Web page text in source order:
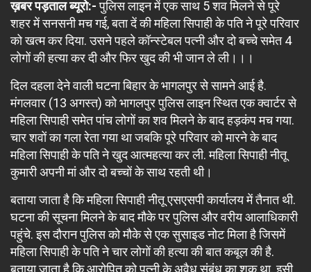
ख़बर पड़ताल ब्यूरो:-पुलिस लाइन में एक साथ 5 शव मिलने से पूरे
शहर में सनसनी मच गई, बता दें की महिला सिपाही के पति ने पूरे परिवार
को खत्म कर दिया. उसने पहले कॉन्स्टेबल पत्नी और दो बच्चे समेत 4
लोगों की हत्या कर दी और फिर खुद की भी जान ले ली।।।
दिल दहला देने वाली घटना बिहार के भागलपुर से सामने आई है.
मंगलवार (13 अगस्त) को भागलपुर पुलिस लाइन स्थित एक क्वार्टर से
महिला सिपाही समेत पांच लोगों का शव मिलने के बाद हड़कंप मच गया.
चार शवों का गला रेता गया था जबकि पूरे परिवार को मारने के बाद
महिला सिपाही के पति ने खुद आत्महत्या कर ली. महिला सिपाही नीतू
कुमारी अपनी मां और दो बच्चों के साथ रहती थी।
बताया जाता है कि महिला सिपाही नीतू एसएसपी कार्यालय में तैनात थी.
घटना की सूचना मिलने के बाद मौके पर पुलिस और वरीय आलाधिकारी
पहुंचे. इस दौरान पुलिस को मौके से एक सुसाइड नोट मिला है जिसमें
महिला सिपाही के पति ने चार लोगों की हत्या की बात कबूल की है.
बताया जाता है कि आरोपित को पत्नी के अवैध संबंध का शक था. इसी